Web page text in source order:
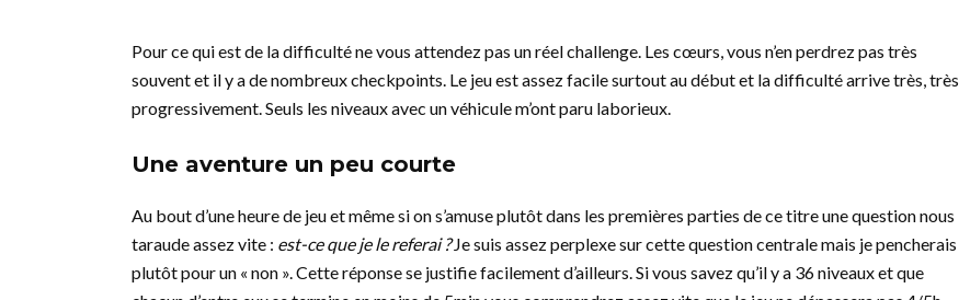
Pour ce qui est de la difficulté ne vous attendez pas un réel challenge. Les cœurs, vous n’en perdrez pas très
souvent et il y a de nombreux checkpoints. Le jeu est assez facile surtout au début et la difficulté arrive très, très
progressivement. Seuls les niveaux avec un véhicule m’ont paru laborieux.
Une aventure un peu courte
Au bout d’une heure de jeu et même si on s’amuse plutôt dans les premières parties de ce titre une question nous
taraude assez vite : est-ce que je le referai ?Je suis assez perplexe sur cette question centrale mais je pencherais
plutôt pour un « non ». Cette réponse se justifie facilement d’ailleurs. Si vous savez qu’il y a 36 niveaux et que